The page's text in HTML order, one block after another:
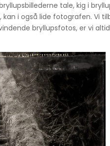
tale, kig i
i også lide fotografen. Vi
bryllupsfotos, er vi